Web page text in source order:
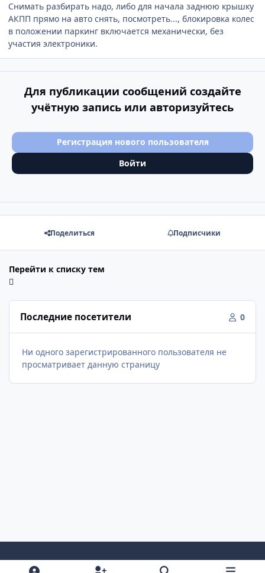
Снимать разбирать надо, либо для начала заднюю крышку
АКПП прямо на авто снять, посмотреть..., блокировка колес
в положении паркинг включается механически, без
участия электроники.
Для публикации сообщений создайте
учётную запись или авторизуйтесь
Регистрация нового пользователя
Войти
Поделиться Подписчики
Перейти к списку тем
Последние посетители 0
Ни одного зарегистрированного пользователя не
просматривает данную страницу